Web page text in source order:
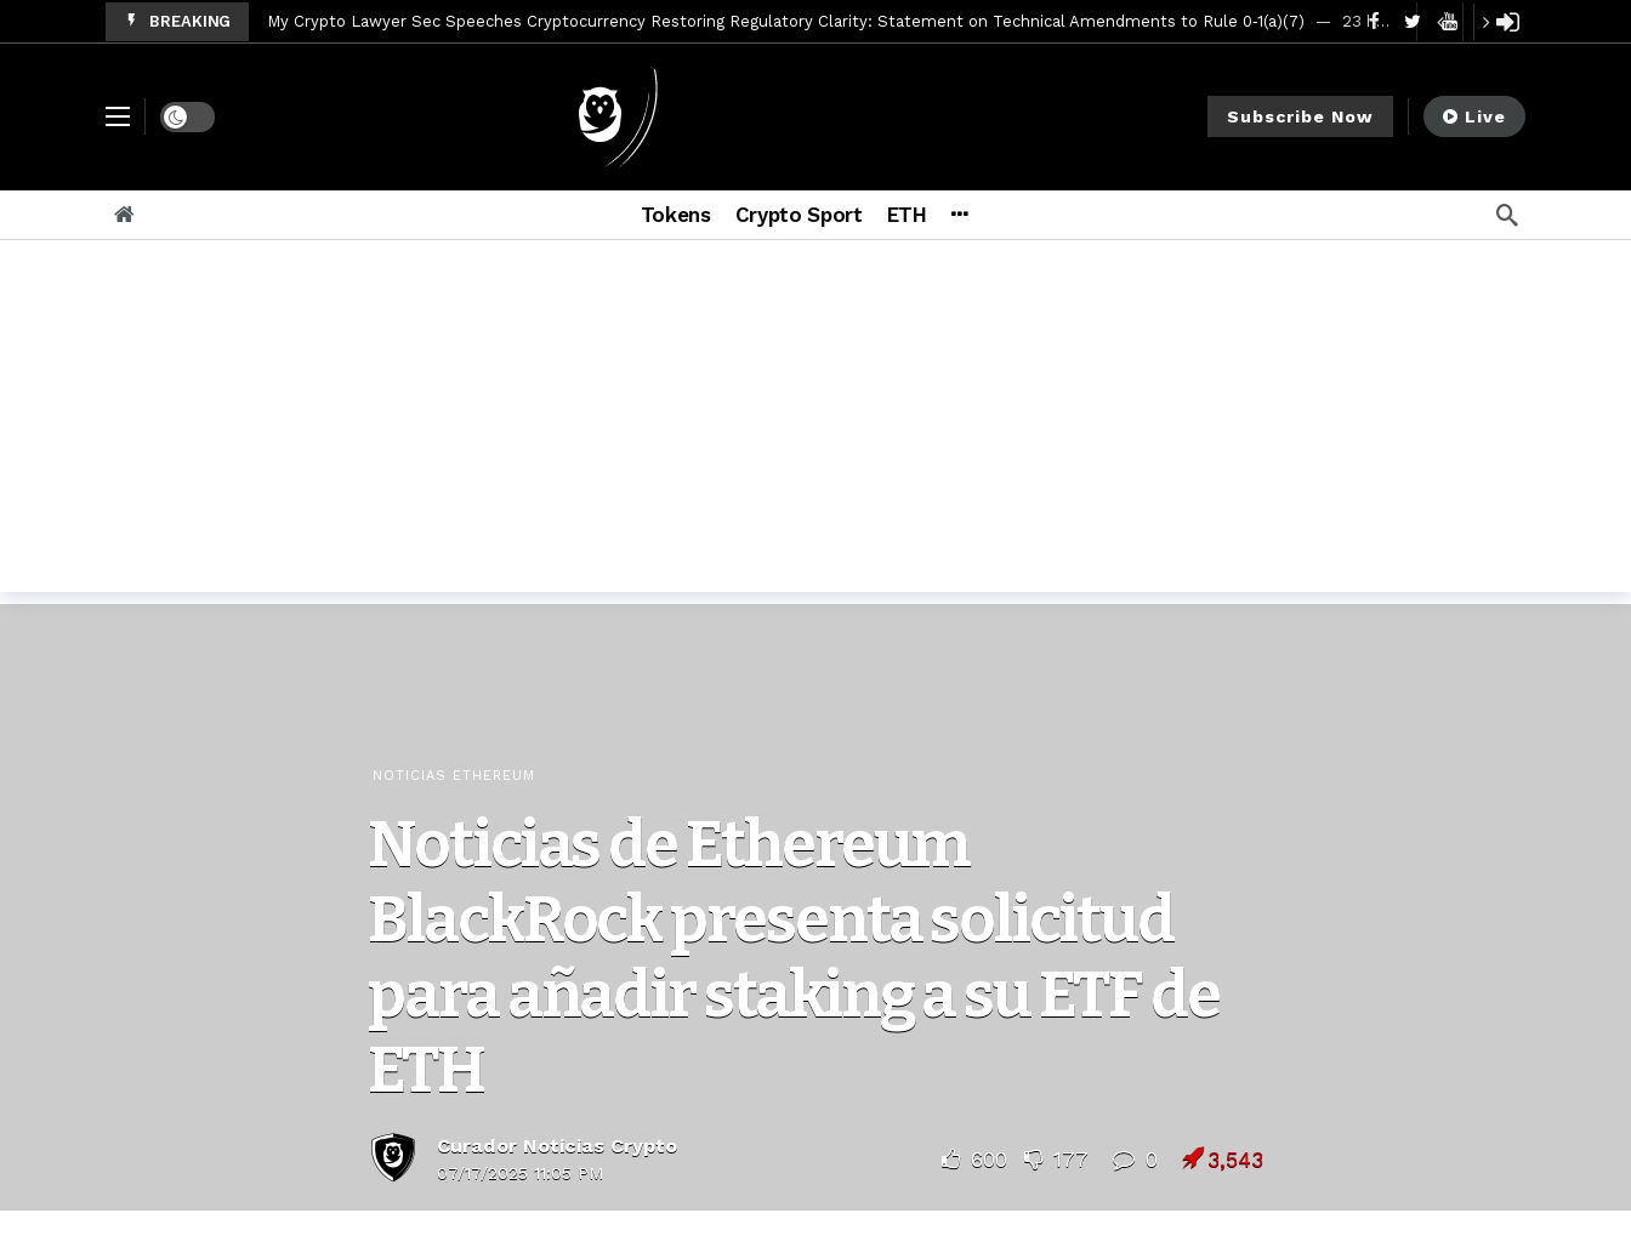
BREAKING My Crypto Lawyer Sec Speeches Cryptocurrency Restoring Regulatory Clarity: Statement on Technical Amendments to Rule 0‑1(a)(7) 23 horas ago
My Crypto Lawyer Sec News Rusia envía a prisión al fundador de BitRiver por presunto fraude
My Crypto Lawyer Sec Cryptocurrency SEC Announces Continuation of Small Business Advisory Committee Meeting 6 días ago
My Crypto Lawyer Sec News XRP price forecast ahead of CLARITY Act vote next week 1 semana ago
Dark mode Subscribe Now Live
Tokens Crypto Sport ETH
NOTICIAS ETHEREUM
Noticias de Ethereum
BlackRock presenta solicitud
para añadir staking a su ETF de
ETH
Curador Noticias Crypto
07/17/2025 11:05 PM
600 177 0 3,543